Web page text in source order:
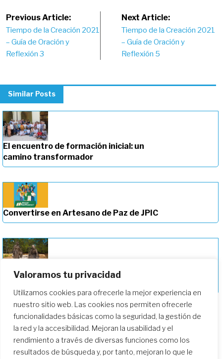
Valoramos tu privacidad
Utilizamos cookies para ofrecerle la mejor experiencia en
nuestro sitio web. Las cookies nos permiten ofrecerle
funcionalidades básicas como la seguridad, la gestión de
la red y la accesibilidad. Mejoran la usabilidad y el
rendimiento a través de diversas funciones como los
resultados de búsqueda y, por tanto, mejoran lo que le
Post
navigation
Previous Article:
Tiempo de la Creación 2021
– Guía de Oración y
Reflexión 3
Next Article:
Tiempo de la Creación 2021
– Guía de Oración y
Reflexión 5
Similar Posts
El encuentro de formación inicial: un
camino transformador
Convertirse en Artesano de Paz de JPIC
Profundizando en nuestro camino de